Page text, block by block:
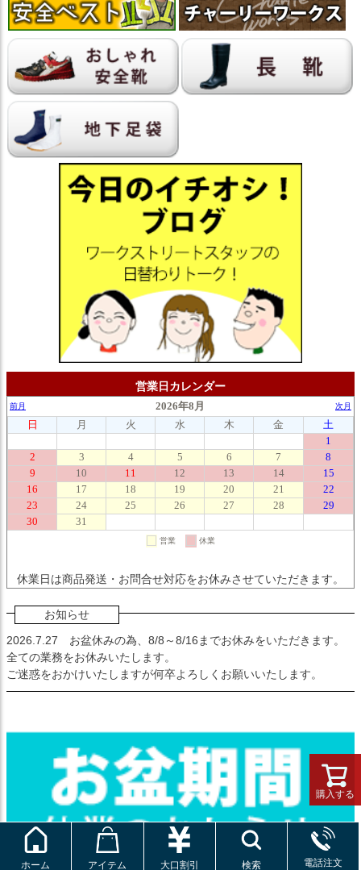
購入する
営業日カレンダー
休業日は商品発送・お問合せ対応をお休みさせていただきます。
お知らせ
2026.7.27 お盆休みの為、8/8～8/16までお休みをいただきます。
全ての業務をお休みいたします。
ご迷惑をおかけいたしますが何卒よろしくお願いいたします。
ホーム アイテム 大口割引 検索 電話注文